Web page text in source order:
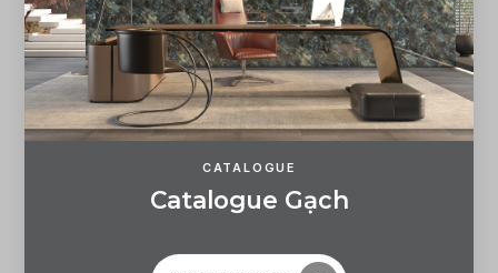
CATALOGUE
Catalogue Gạch